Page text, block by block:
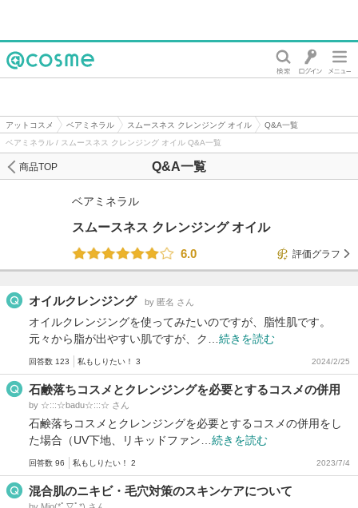
アットコスメ ベアミネラル スムースネス クレンジング オイル
Q&A一覧
ベアミネラル / スムースネス クレンジング オイル Q&A一覧
Q&A一覧
商品TOP
ベアミネラル
スムースネス クレンジング オイル
6.0
評価グラフ
オイルクレンジング by 匿名 さん
オイルクレンジングを使ってみたいのですが、脂性肌です。
元々から脂が出やすい肌ですが、ク… 続きを読む
回答数 123 私もしりたい！ 3 2024/2/25
石鹸落ちコスメとクレンジングを必要とするコスメの併用
by ☆:::☆badu☆:::☆ さん
石鹸落ちコスメとクレンジングを必要とするコスメの併用をし
た場合（UV下地、リキッドファン… 続きを読む
回答数 96 私もしりたい！ 2 2023/7/4
混合肌のニキビ・毛穴対策のスキンケアについて